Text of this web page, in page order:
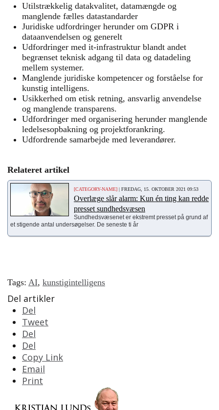
Utilstrækkelig datakvalitet, datamængde og
manglende fælles datastandarder
Juridiske udfordringer herunder om GDPR i
dataanvendelsen og generelt
Udfordringer med it-infrastruktur blandt andet
begrænset teknisk adgang til data og datadeling
mellem systemer.
Manglende juridiske kompetencer og forståelse for
kunstig intelligens.
Usikkerhed om etisk retning, ansvarlig anvendelse
og manglende transparens.
Udfordringer med organisering herunder manglende
ledelsesopbakning og projektforankring.
Udfordrende samarbejde med leverandører.
Relateret artikel
[CATEGORY-NAME] | FREDAG, 15. OKTOBER 2021 09:53
Overlæge slår alarm: Kun én ting kan redde
presset sundhedsvæsen
Sundhedsvæsenet er ekstremt presset på grund af
et stigende antal undersøgelser. De seneste ti år
Tags: AI, kunstigintelligens
Del artikler
Del
Tweet
Del
Del
Copy Link
Email
Print